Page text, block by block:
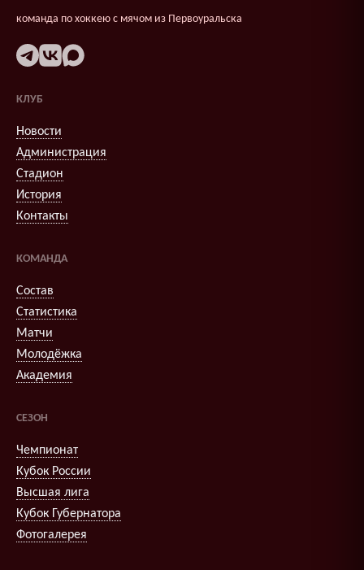
команда по хоккею с мячом из Первоуральска
КЛУБ
Новости
Администрация
Стадион
История
Контакты
КОМАНДА
Состав
Статистика
Матчи
Молодёжка
Академия
СЕЗОН
Чемпионат
Кубок России
Высшая лига
Кубок Губернатора
Фотогалерея